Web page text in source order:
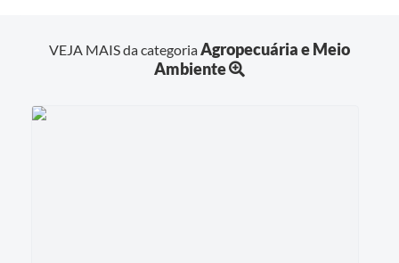
VEJA MAIS da categoriaAgropecuária e Meio
Ambiente